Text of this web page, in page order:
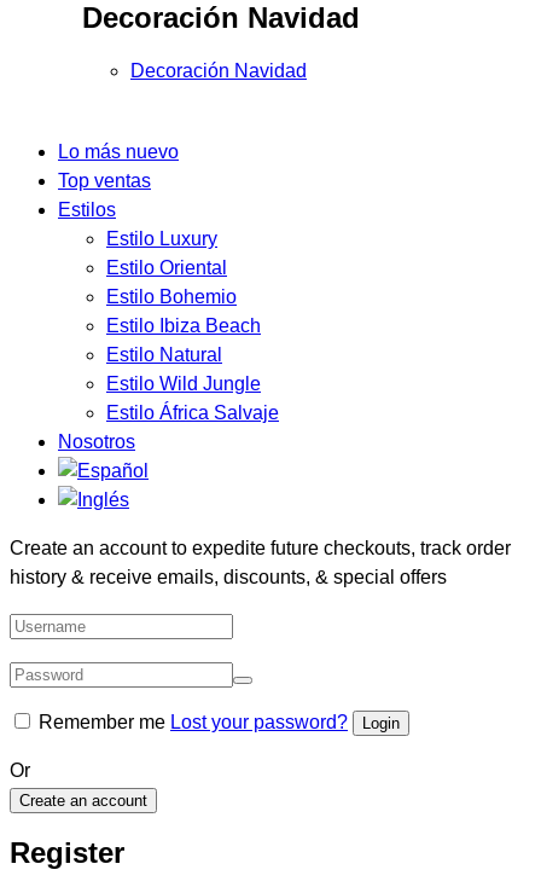
Decoración Navidad
Decoración Navidad
Lo más nuevo
Top ventas
Estilos
Estilo Luxury
Estilo Oriental
Estilo Bohemio
Estilo Ibiza Beach
Estilo Natural
Estilo Wild Jungle
Estilo África Salvaje
Nosotros
Create an account to expedite future checkouts, track order
history & receive emails, discounts, & special offers
Remember me Lost your password?
Or
Create an account
Register